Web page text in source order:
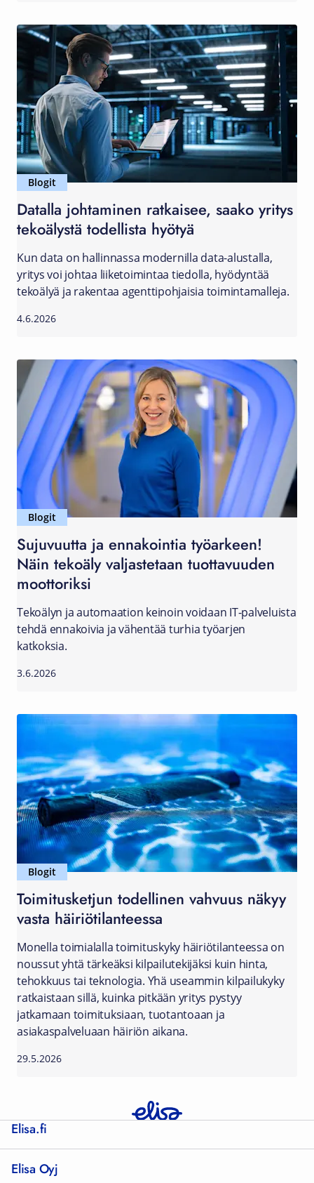
Blogit
Datalla johtaminen ratkaisee, saako yritys
tekoälystä todellista hyötyä
Kun data on hallinnassa modernilla data-alustalla,
yritys voi johtaa liiketoimintaa tiedolla, hyödyntää
tekoälyä ja rakentaa agenttipohjaisia toimintamalleja.
4.6.2026
Blogit
Sujuvuutta ja ennakointia työarkeen!
Näin tekoäly valjastetaan tuottavuuden
moottoriksi
Tekoälyn ja automaation keinoin voidaan IT-palveluista
tehdä ennakoivia ja vähentää turhia työarjen
katkoksia.
3.6.2026
Blogit
Toimitusketjun todellinen vahvuus näkyy
vasta häiriötilanteessa
Monella toimialalla toimituskyky häiriötilanteessa on
noussut yhtä tärkeäksi kilpailutekijäksi kuin hinta,
tehokkuus tai teknologia. Yhä useammin kilpailukyky
ratkaistaan sillä, kuinka pitkään yritys pystyy
jatkamaan toimituksiaan, tuotantoaan ja
asiakaspalveluaan häiriön aikana.
29.5.2026
Elisa.fi
Elisa Oyj